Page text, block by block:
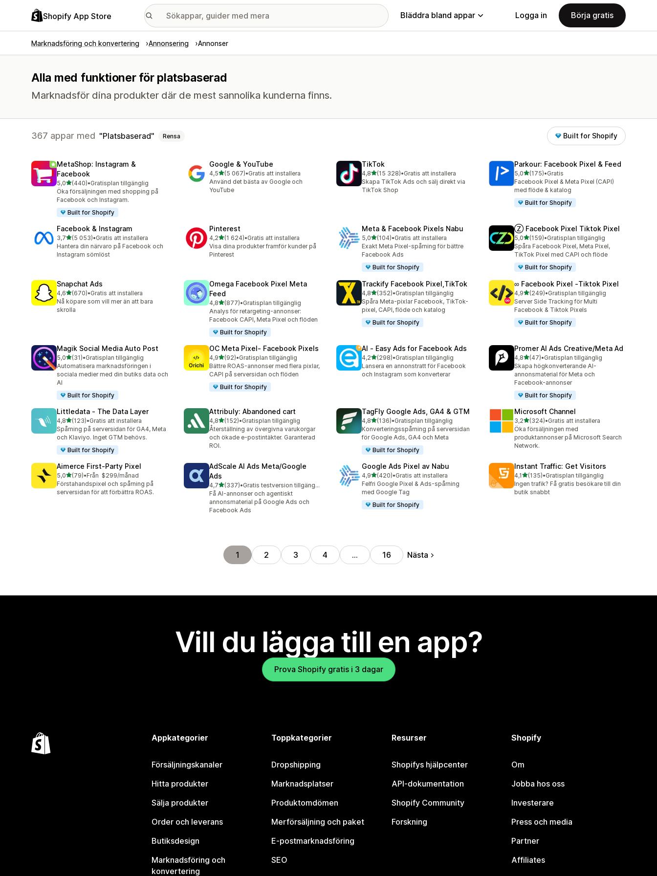
Shopify App Store Bläddra bland appar Logga in Börja gratis
Marknadsföring och konvertering Annonsering Annonser
Alla med funktioner för platsbaserad
Marknadsför dina produkter där de mest sannolika kunderna finns.
367 appar med Platsbaserad Rensa Built for Shopify
MetaShop: Instagram &
Facebook
5,0av 5 stjärnor
(440)
440 recensioner totalt
•Gratisplan tillgänglig
Öka försäljningen med shopping på
Facebook och Instagram.
Built for Shopify
Google & YouTube
4,5av 5 stjärnor
(5 067)
5067 recensioner totalt
•Gratis att installera
Använd det bästa av Google och
YouTube
TikTok
4,8av 5 stjärnor
(15 328)
15328 recensioner totalt
•Gratis att installera
Skapa TikTok Ads och sälj direkt via
TikTok Shop
Parkour: Facebook Pixel & Feed
5,0av 5 stjärnor
(175)
175 recensioner totalt
•Gratis
Facebook Pixel & Meta Pixel (CAPI)
med flöde & katalog
Built for Shopify
Facebook & Instagram
3,7av 5 stjärnor
(5 053)
5053 recensioner totalt
•Gratis att installera
Hantera din närvaro på Facebook och
Instagram sömlöst
Pinterest
4,2av 5 stjärnor
(1 624)
1624 recensioner totalt
•Gratis att installera
Visa dina produkter framför kunder på
Pinterest
Meta & Facebook Pixels Nabu
5,0av 5 stjärnor
(104)
104 recensioner totalt
•Gratis att installera
Exakt Meta Pixel-spårning för bättre
Facebook Ads
Built for Shopify
Ⓩ Facebook Pixel Tiktok Pixel
5,0av 5 stjärnor
(159)
159 recensioner totalt
•Gratisplan tillgänglig
Spåra Facebook Pixel, Meta Pixel,
TikTok Pixel med CAPI och flöde
Built for Shopify
Snapchat Ads
4,6av 5 stjärnor
(670)
670 recensioner totalt
•Gratis att installera
Nå köpare som vill mer än att bara
skrolla
Omega Facebook Pixel Meta
Feed
4,8av 5 stjärnor
(877)
877 recensioner totalt
•Gratisplan tillgänglig
Analys för retargeting-annonser:
Facebook CAPI, Meta Pixel och flöden
Built for Shopify
Trackify Facebook Pixel,TikTok
4,8av 5 stjärnor
(352)
352 recensioner totalt
•Gratisplan tillgänglig
Spåra Meta-pixlar Facebook, TikTok-
pixel, CAPI, flöde och katalog
Built for Shopify
∞ Facebook Pixel ‑Tiktok Pixel
4,9av 5 stjärnor
(249)
249 recensioner totalt
•Gratisplan tillgänglig
Server Side Tracking för Multi
Facebook & Tiktok Pixels
Built for Shopify
Magik Social Media Auto Post
5,0av 5 stjärnor
(31)
31 recensioner totalt
•Gratisplan tillgänglig
Automatisera marknadsföringen i
sociala medier med din butiks data och
AI
Built for Shopify
OC Meta Pixel‑ Facebook Pixels
4,9av 5 stjärnor
(92)
92 recensioner totalt
•Gratisplan tillgänglig
Bättre ROAS-annonser med flera pixlar,
CAPI på serversidan och flöden
Built for Shopify
AI ‑ Easy Ads for Facebook Ads
4,2av 5 stjärnor
(298)
298 recensioner totalt
•Gratisplan tillgänglig
Lansera en annonstratt för Facebook
och Instagram som konverterar
Promer AI Ads Creative/Meta Ad
4,8av 5 stjärnor
(47)
47 recensioner totalt
•Gratisplan tillgänglig
Skapa högkonverterande AI-
annonsmaterial för Meta och
Facebook-annonser
Built for Shopify
Littledata ‑ The Data Layer
4,8av 5 stjärnor
(123)
123 recensioner totalt
•Gratis att installera
Spårning på serversidan för GA4, Meta
och Klaviyo. Inget GTM behövs.
Built for Shopify
Attribuly: Abandoned cart
4,8av 5 stjärnor
(152)
152 recensioner totalt
•Gratisplan tillgänglig
Återställning av övergivna varukorgar
och ökade e-postintäkter. Garanterad
ROI.
TagFly Google Ads, GA4 & GTM
4,8av 5 stjärnor
(136)
136 recensioner totalt
•Gratisplan tillgänglig
Konverteringsspårning på serversidan
för Google Ads, GA4 och Meta
Built for Shopify
Microsoft Channel
3,2av 5 stjärnor
(324)
324 recensioner totalt
•Gratis att installera
Öka försäljningen med
produktannonser på Microsoft Search
Network.
Aimerce First‑Party Pixel
5,0av 5 stjärnor
(79)
79 recensioner totalt
•Från $299/månad
Förstahandspixel och spårning på
serversidan för att förbättra ROAS.
AdScale AI Ads Meta/Google
Ads
4,7av 5 stjärnor
(337)
337 recensioner totalt
•
Gratis testversion tillgänglig
Få AI-annonser och agentiskt
annonsmaterial på Google Ads och
Facebook Ads
Google Ads Pixel av Nabu
4,9av 5 stjärnor
(420)
420 recensioner totalt
•Gratis att installera
Felfri Google Pixel & Ads-spårning
med Google Tag
Built for Shopify
Instant Traffic: Get Visitors
4,1av 5 stjärnor
(135)
135 recensioner totalt
•Gratisplan tillgänglig
Ingen trafik? Få gratis besökare till din
butik snabbt
1 2 3 4 … 16 Nästa
Vill du lägga till en app?
Prova Shopify gratis i 3 dagar
Appkategorier
Försäljningskanaler
Hitta produkter
Sälja produkter
Order och leverans
Butiksdesign
Marknadsföring och
konvertering
Toppkategorier
Dropshipping
Marknadsplatser
Produktomdömen
Merförsäljning och paket
E-postmarknadsföring
SEO
Resurser
Shopifys hjälpcenter
API-dokumentation
Shopify Community
Forskning
Shopify
Om
Jobba hos oss
Investerare
Press och media
Partner
Affiliates